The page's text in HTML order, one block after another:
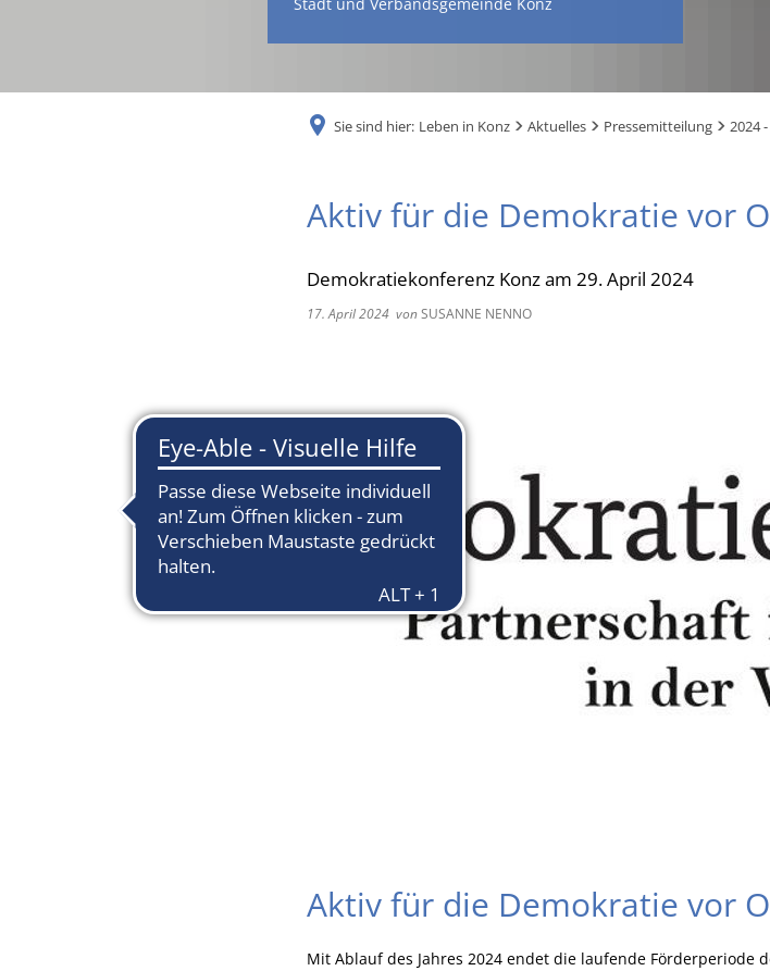
Sie sind hier: Leben in Konz Aktuelles Pressemitteilung 2024
Aktiv für die Demokratie vor
Demokratiekonferenz Konz am 29. April 2024
17. April 2024 vonSUSANNE NENNO
Aktiv für die Demokratie vor
Mit Ablauf des Jahres 2024 endet die laufende Förderperiode